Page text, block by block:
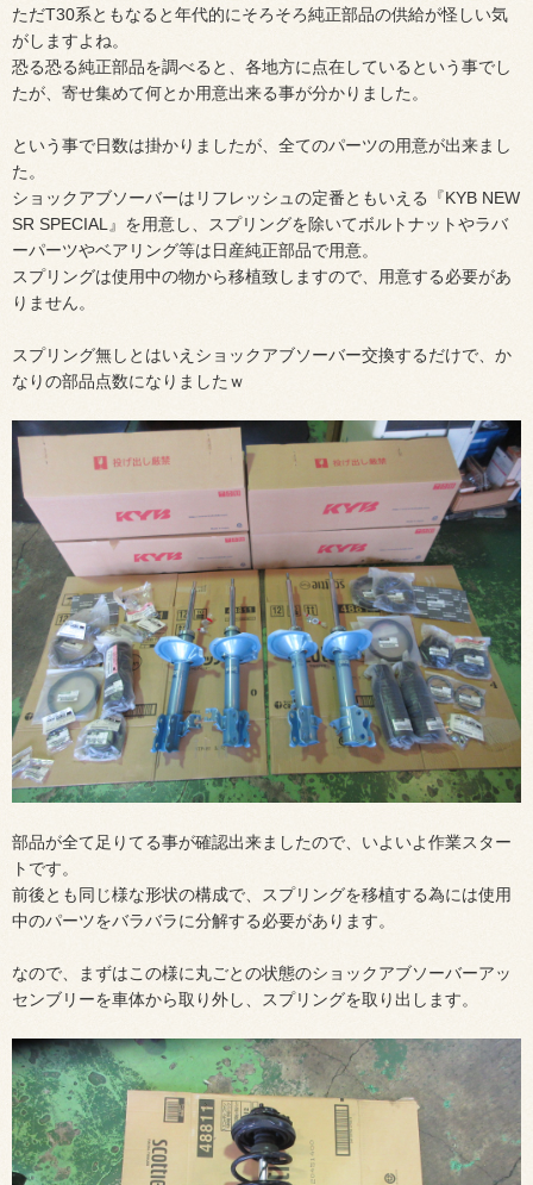
ただT30系ともなると年代的にそろそろ純正部品の供給が怪しい気
がしますよね。
恐る恐る純正部品を調べると、各地方に点在しているという事でし
たが、寄せ集めて何とか用意出来る事が分かりました。
という事で日数は掛かりましたが、全てのパーツの用意が出来まし
た。
ショックアブソーバーはリフレッシュの定番ともいえる『KYB NEW
SR SPECIAL』を用意し、スプリングを除いてボルトナットやラバ
ーパーツやベアリング等は日産純正部品で用意。
スプリングは使用中の物から移植致しますので、用意する必要があ
りません。
スプリング無しとはいえショックアブソーバー交換するだけで、か
なりの部品点数になりましたｗ
部品が全て足りてる事が確認出来ましたので、いよいよ作業スター
トです。
前後とも同じ様な形状の構成で、スプリングを移植する為には使用
中のパーツをバラバラに分解する必要があります。
なので、まずはこの様に丸ごとの状態のショックアブソーバーアッ
センブリーを車体から取り外し、スプリングを取り出します。